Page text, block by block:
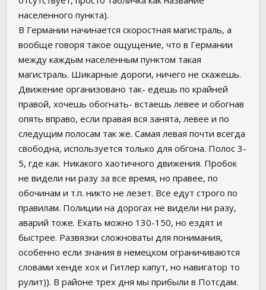
населенного пункта).
В Германии начинается скоростная магистраль, а
вообще говоря такое ощущение, что в Германии
между каждым населенным пунктом такая
магистраль. Шикарные дороги, ничего не скажешь.
Движение организовано так- едешь по крайней
правой, хочешь обогнать- встаешь левее и обогнав
опять вправо, если правая вся занята, левее и по
следущим полосам так же. Самая левая почти всегда
свободна, используется только для обгона. Полос 3-
5, где как. Никакого хаотичного движения. Пробок
не видели ни разу за все время, но правее, по
обочинам и т.п. никто не лезет. Все едут строго по
правилам. Полиции на дорогах не видели ни разу,
аварий тоже. Ехать можно 130-150, но ездят и
быстрее. Развязки сложноваты для понимания,
особенно если знания в немецком ограничиваются
словами хенде хох и Гитлер капут, но навигатор то
рулит)). В районе трех дня мы прибыли в Потсдам.